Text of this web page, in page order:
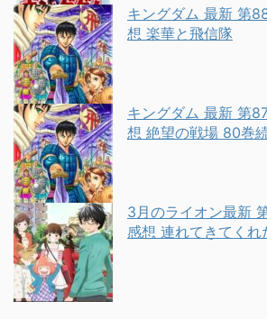
キングダム 最新 第
想 楽華と飛信隊
キングダム 最新 第
想 絶望の戦場 80巻
3月のライオン最新
感想 連れてきてくれ